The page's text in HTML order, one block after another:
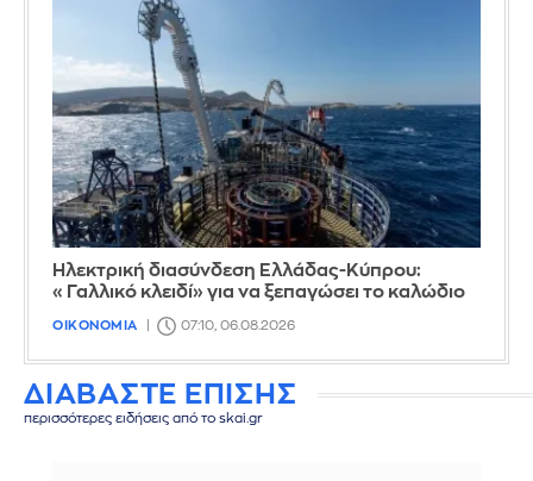
Ηλεκτρική διασύνδεση Ελλάδας-Κύπρου:
«Γαλλικό κλειδί» για να ξεπαγώσει το καλώδιο
ΟΙΚΟΝΟΜΙΑ 07:10, 06.08.2026
ΔΙΑΒΑΣΤΕ ΕΠΙΣΗΣ
περισσότερες ειδήσεις από το skai.gr